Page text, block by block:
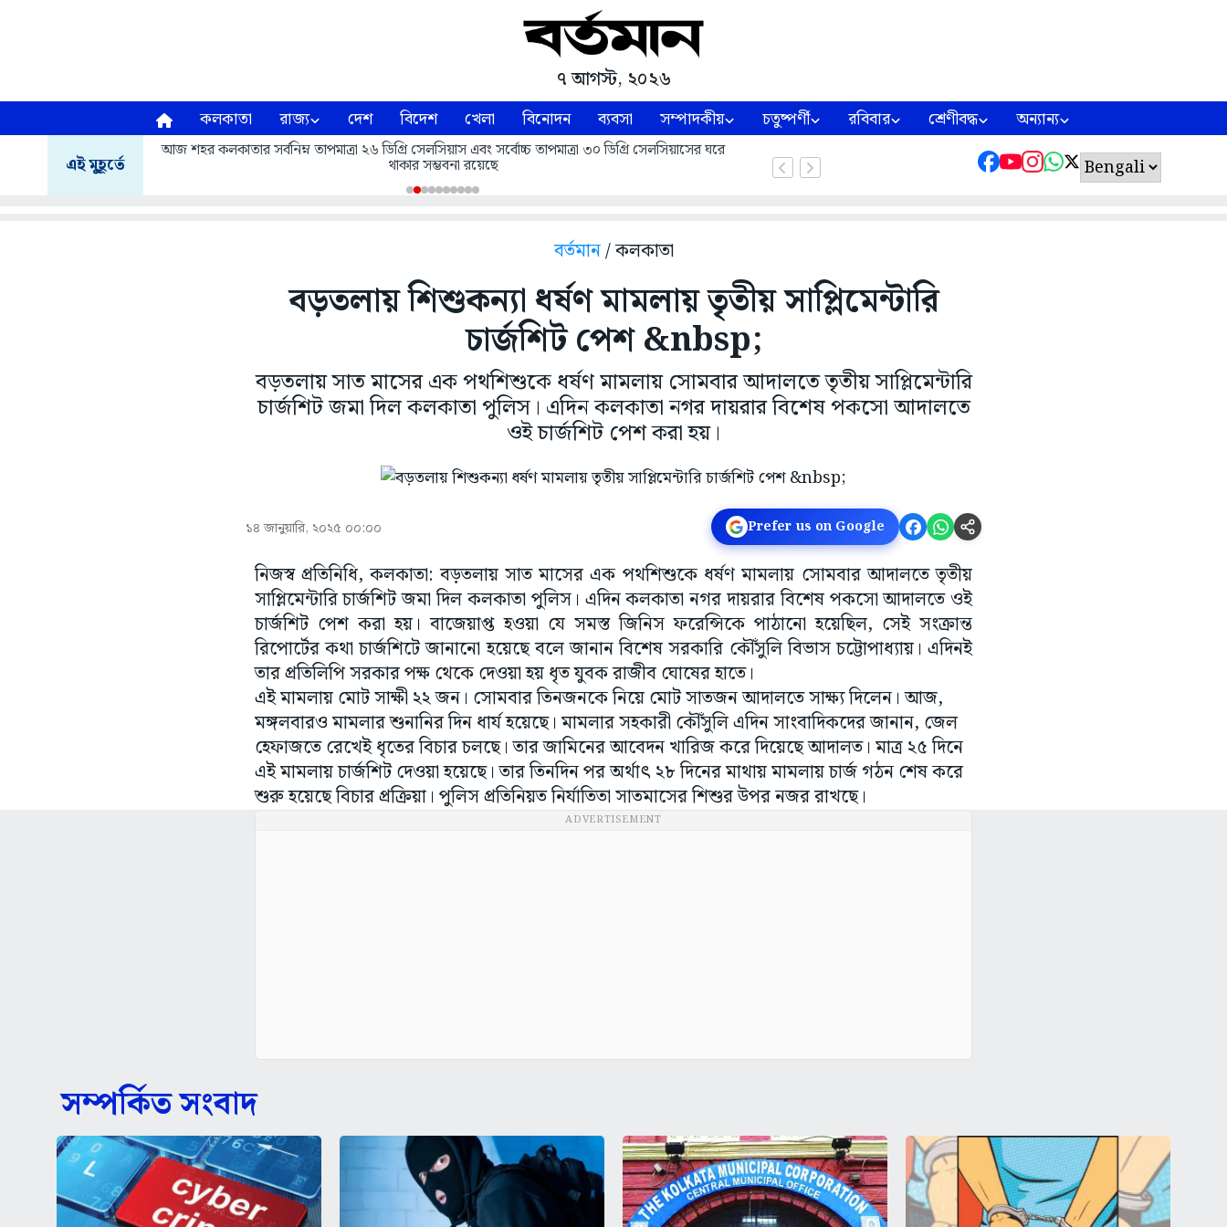
৭ আগস্ট, ২০২৬
কলকাতা রাজ্য দেশ বিদেশ খেলা বিনোদন ব্যবসা সম্পাদকীয় চতুষ্পর্ণী রবিবার শ্রেণীবদ্ধ অন্যান্য
এই মুহূর্তে
আজ শহর কলকাতার সর্বনিম্ন তাপমাত্রা ২৬ ডিগ্রি সেলসিয়াস এবং সর্বোচ্চ তাপমাত্রা ৩০ ডিগ্রি সেলসিয়াসের ঘরে
থাকার সম্ভবনা রয়েছে
বর্তমান/ কলকাতা
বড়তলায় শিশুকন্যা ধর্ষণ মামলায় তৃতীয় সাপ্লিমেন্টারি
চার্জশিট পেশ &nbsp;
বড়তলায় সাত মাসের এক পথশিশুকে ধর্ষণ মামলায় সোমবার আদালতে তৃতীয় সাপ্লিমেন্টারি
চার্জশিট জমা দিল কলকাতা পুলিস। এদিন কলকাতা নগর দায়রার বিশেষ পকসো আদালতে
ওই চার্জশিট পেশ করা হয়।
১৪ জানুয়ারি, ২০২৫ ০০:০০ Prefer us on Google
নিজস্ব প্রতিনিধি, কলকাতা: বড়তলায় সাত মাসের এক পথশিশুকে ধর্ষণ মামলায় সোমবার আদালতে তৃতীয়
সাপ্লিমেন্টারি চার্জশিট জমা দিল কলকাতা পুলিস। এদিন কলকাতা নগর দায়রার বিশেষ পকসো আদালতে ওই
চার্জশিট পেশ করা হয়। বাজেয়াপ্ত হওয়া যে সমস্ত জিনিস ফরেন্সিকে পাঠানো হয়েছিল, সেই সংক্রান্ত
রিপোর্টের কথা চার্জশিটে জানানো হয়েছে বলে জানান বিশেষ সরকারি কৌঁসুলি বিভাস চট্টোপাধ্যায়। এদিনই
তার প্রতিলিপি সরকার পক্ষ থেকে দেওয়া হয় ধৃত যুবক রাজীব ঘোষের হাতে।
এই মামলায় মোট সাক্ষী ২২ জন। সোমবার তিনজনকে নিয়ে মোট সাতজন আদালতে সাক্ষ্য দিলেন। আজ,
মঙ্গলবারও মামলার শুনানির দিন ধার্য হয়েছে। মামলার সহকারী কৌঁসুলি এদিন সাংবাদিকদের জানান, জেল
হেফাজতে রেখেই ধৃতের বিচার চলছে। তার জামিনের আবেদন খারিজ করে দিয়েছে আদালত। মাত্র ২৫ দিনে
এই মামলায় চার্জশিট দেওয়া হয়েছে। তার তিনদিন পর অর্থাৎ ২৮ দিনের মাথায় মামলায় চার্জ গঠন শেষ করে
শুরু হয়েছে বিচার প্রক্রিয়া। পুলিস প্রতিনিয়ত নির্যাতিতা সাতমাসের শিশুর উপর নজর রাখছে।
ADVERTISEMENT
সম্পর্কিত সংবাদ